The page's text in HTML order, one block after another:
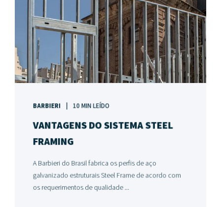
BARBIERI 10 MIN LEÍDO
VANTAGENS DO SISTEMA STEEL
FRAMING
A Barbieri do Brasil fabrica os perfis de aço
galvanizado estruturais Steel Frame de acordo com
os requerimentos de qualidade ...